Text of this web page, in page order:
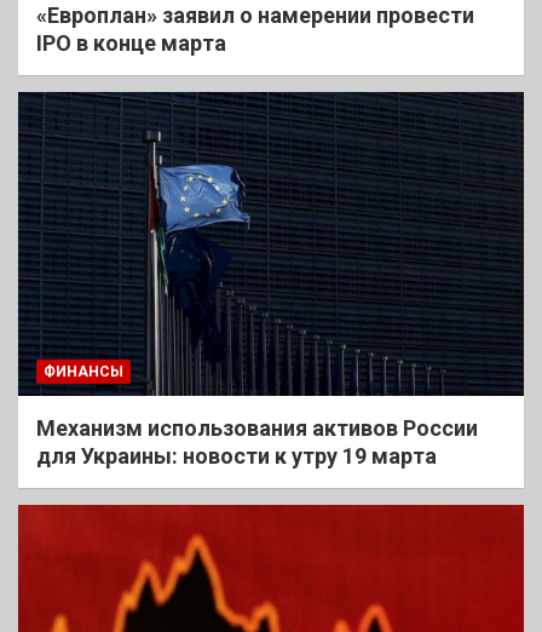
«Европлан» заявил о намерении провести
IPO в конце марта
ФИНАНСЫ
Механизм использования активов России
для Украины: новости к утру 19 марта